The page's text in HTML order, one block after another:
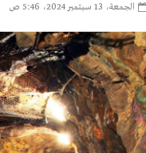
الجمعة، 13 سبتمبر 2024، 5:46 ص